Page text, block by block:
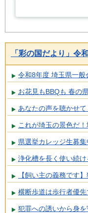
「彩の国だより」令
令和8年度 埼玉県一般
お花見もBBQも 春の
あなたの声を聴かせ
これが埼玉の景色だ
県選挙カレッジ生募集
浄化槽を長く使い続
【飼い主の義務です
横断歩道は歩行者優先
犯罪への誘いから身を